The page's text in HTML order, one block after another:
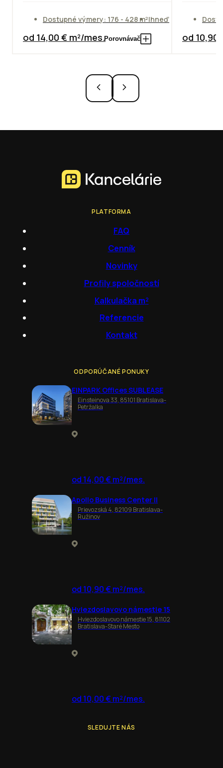
Dostupné výmery: 176 - 428 m²Ihneď
od 14,00 € m²/mes.Porovnávač od 10,90
PLATFORMA
FAQ
Cenník
Novinky
Profily spoločností
Kalkulačka m²
Referencie
Kontakt
ODPORÚČANÉ PONUKY
EINPARK Offices SUBLEASE
Einsteinova 33, 85101 Bratislava-
Petržalka
od 14,00 € m²/mes.
Apollo Business Center II
Prievozská 4, 82109 Bratislava-
Ružinov
od 10,90 € m²/mes.
Hviezdoslavovo námestie 15
Hviezdoslavovo námestie 15, 81102
Bratislava-Staré Mesto
od 10,00 € m²/mes.
SLEDUJTE NÁS